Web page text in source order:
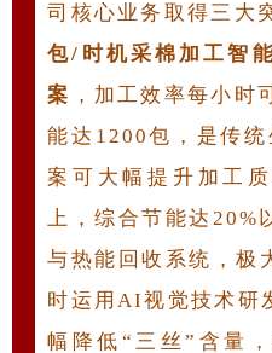
司核心业务取得三大
包/时机采棉加工智
案 ，加工效率每小时
能达1200包，是传
案可大幅提升加工
上，综合节能达20%
与热能回收系统，极
时运用AI视觉技术研
幅降低“三丝”含量